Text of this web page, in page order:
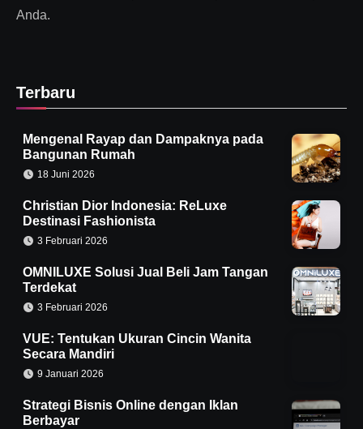
Anda.
Terbaru
Mengenal Rayap dan Dampaknya pada
Bangunan Rumah
18 Juni 2026
Christian Dior Indonesia: ReLuxe
Destinasi Fashionista
3 Februari 2026
OMNILUXE Solusi Jual Beli Jam Tangan
Terdekat
3 Februari 2026
VUE: Tentukan Ukuran Cincin Wanita
Secara Mandiri
9 Januari 2026
Strategi Bisnis Online dengan Iklan
Berbayar